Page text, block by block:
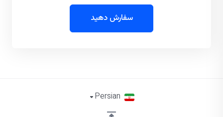
سفارش دهید
Persian